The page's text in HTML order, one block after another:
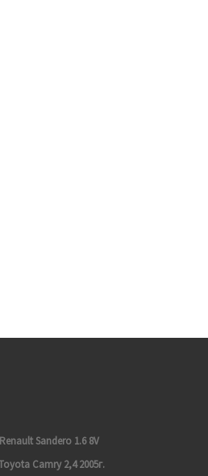
Sandero 1.6 8V
Camry 2,4 2005г.